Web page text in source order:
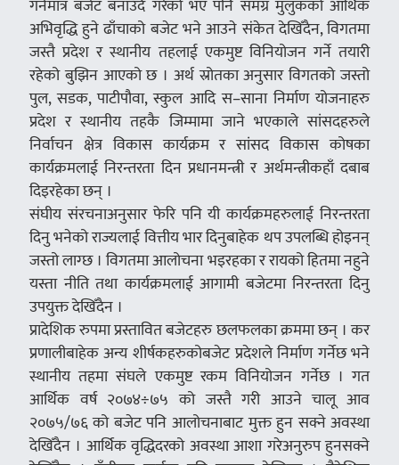
गर्नेमात्र बजेट बनाउँदै गरेको भए पनि समग्र मुलुकको आर्थिक
अभिवृद्धि हुने ढाँचाको बजेट भने आउने संकेत देखिँदैन, विगतमा
जस्तै प्रदेश र स्थानीय तहलाई एकमुष्ट विनियोजन गर्ने तयारी
रहेको बुझिन आएको छ । अर्थ स्रोतका अनुसार विगतको जस्तो
पुल, सडक, पाटीपौवा, स्कुल आदि स–साना निर्माण योजनाहरु
प्रदेश र स्थानीय तहकै जिम्मामा जाने भएकाले सांसदहरुले
निर्वाचन क्षेत्र विकास कार्यक्रम र सांसद विकास कोषका
कार्यक्रमलाई निरन्तरता दिन प्रधानमन्त्री र अर्थमन्त्रीकहाँ दबाब
दिइरहेका छन् ।
संघीय संरचनाअनुसार फेरि पनि यी कार्यक्रमहरुलाई निरन्तरता
दिनु भनेको राज्यलाई वित्तीय भार दिनुबाहेक थप उपलब्धि होइनन्
जस्तो लाग्छ । विगतमा आलोचना भइरहका र रायको हितमा नहुने
यस्ता नीति तथा कार्यक्रमलाई आगामी बजेटमा निरन्तरता दिनु
उपयुक्त देखिँदैन ।
प्रादेशिक रुपमा प्रस्तावित बजेटहरु छलफलका क्रममा छन् । कर
प्रणालीबाहेक अन्य शीर्षकहरुकोबजेट प्रदेशले निर्माण गर्नेछ भने
स्थानीय तहमा संघले एकमुष्ट रकम विनियोजन गर्नेछ । गत
आर्थिक वर्ष २०७४÷७५ को जस्तै गरी आउने चालू आव
२०७५/७६ को बजेट पनि आलोचनाबाट मुक्त हुन सक्ने अवस्था
देखिँदैन । आर्थिक वृद्धिदरको अवस्था आशा गरेअनुरुप हुनसक्ने